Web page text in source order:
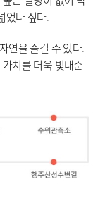
었나 싶다.
연을 즐길 수 있다.
치를 더욱 빛내준